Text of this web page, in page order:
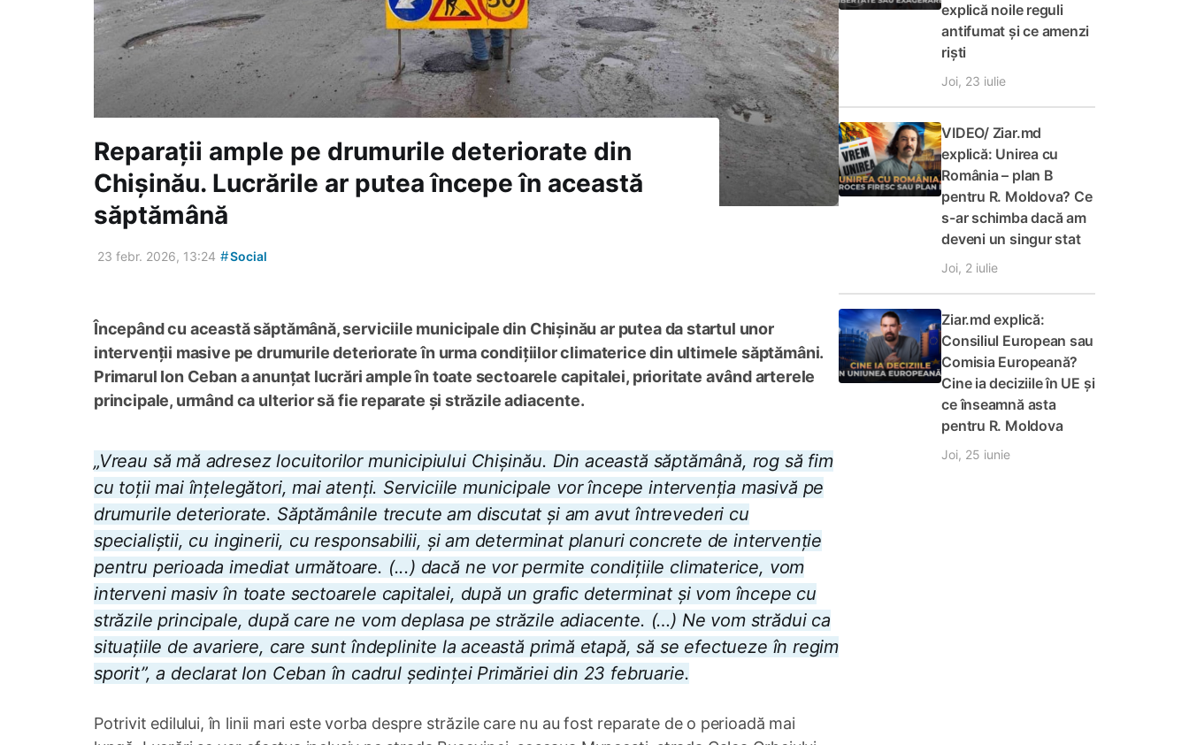
Reparații ample pe drumurile deteriorate din
Chișinău. Lucrările ar putea începe în această
săptămână
23 febr. 2026, 13:24 #Social
Începând cu această săptămână, serviciile municipale din Chișinău ar putea da startul unor
intervenții masive pe drumurile deteriorate în urma condițiilor climaterice din ultimele săptămâni.
Primarul Ion Ceban a anunțat lucrări ample în toate sectoarele capitalei, prioritate având arterele
principale, urmând ca ulterior să fie reparate și străzile adiacente.
„Vreau să mă adresez locuitorilor municipiului Chișinău. Din această săptămână, rog să fim
cu toții mai înțelegători, mai atenți. Serviciile municipale vor începe intervenția masivă pe
drumurile deteriorate. Săptămânile trecute am discutat și am avut întrevederi cu
specialiștii, cu inginerii, cu responsabilii, și am determinat planuri concrete de intervenție
pentru perioada imediat următoare. (...) dacă ne vor permite condițiile climaterice, vom
interveni masiv în toate sectoarele capitalei, după un grafic determinat și vom începe cu
străzile principale, după care ne vom deplasa pe străzile adiacente. (…) Ne vom strădui ca
situațiile de avariere, care sunt îndeplinite la această primă etapă, să se efectueze în regim
sporit”, a declarat Ion Ceban în cadrul ședinței Primăriei din 23 februarie.
Potrivit edilului, în linii mari este vorba despre străzile care nu au fost reparate de o perioadă mai
explică noile reguli
antifumat și ce amenzi
riști
Joi, 23 iulie
VIDEO/ Ziar.md
explică: Unirea cu
România – plan B
pentru R. Moldova? Ce
s-ar schimba dacă am
deveni un singur stat
Joi, 2 iulie
Ziar.md explică:
Consiliul European sau
Comisia Europeană?
Cine ia deciziile în UE și
ce înseamnă asta
pentru R. Moldova
Joi, 25 iunie